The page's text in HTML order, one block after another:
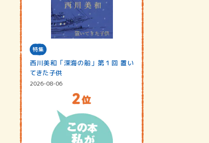
特集
西川美和「深海の船」第１回 置い
てきた子供
2026-08-06